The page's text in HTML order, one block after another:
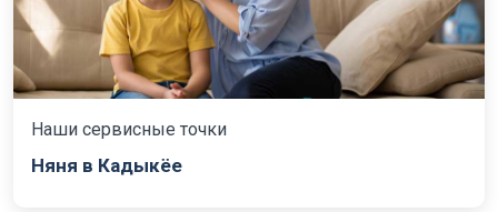
Наши сервисные точки
Няня в Кадыкёе